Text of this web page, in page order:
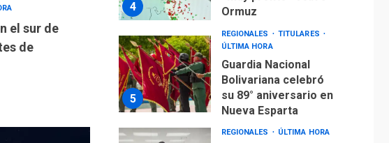
el sur de
de
4
Ormuz
5
REGIONALES
TITULARES
ÚLTIMA HORA
Guardia Nacional
Bolivariana celebró
su 89° aniversario en
Nueva Esparta
REGIONALES ÚLTIMA HORA